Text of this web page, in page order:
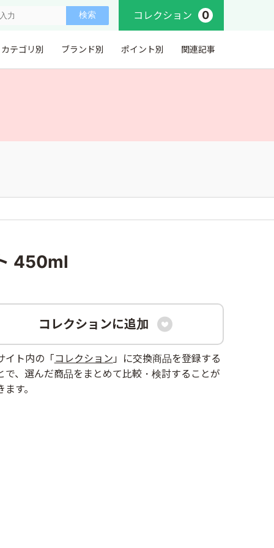
コレクション 0
カテゴリ別 ブランド別 ポイント別 関連記事
450ml
コレクションに追加 
イト内の「コレクション 」に交換商品を登録する
で、選んだ商品をまとめて比較・検討することが
ます。